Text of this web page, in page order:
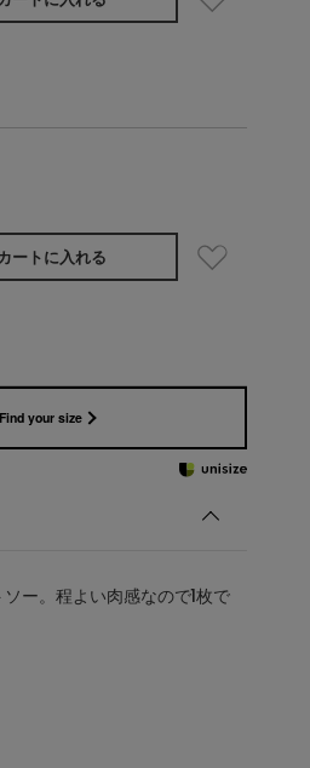
ートに入れる
Find your size
ー。程よい肉感なので1枚で